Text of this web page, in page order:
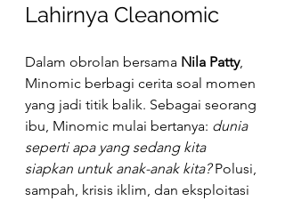
Lahirnya Cleanomic
Dalam obrolan bersama Nila Patty,
Minomic berbagi cerita soal momen
yang jadi titik balik. Sebagai seorang
ibu, Minomic mulai bertanya: dunia
seperti apa yang sedang kita
siapkan untuk anak-anak kita? Polusi,
sampah, krisis iklim, dan eksploitasi